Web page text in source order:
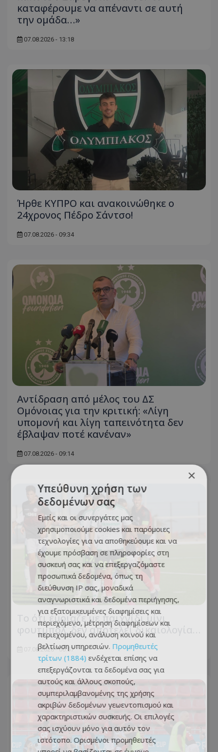
καταφέρουμε να απέναντι σε αυτή
την ομάδα…»
07.08.2026 - 13:18
Ήρθε ΚΥΠΡΟ και ανακοινώθηκε ο
24χρονος Πέδρο Σάντσο!
07.08.2026 - 09:34
Αντίδραση από μέλος του ΔΣ
Ομόνοιας για την κριτική: «Λίγη
υπομονή και λίγη ταπεινότητα δεν
έβλαψαν ποτέ κανέναν»
07.08.2026 - 09:14
Το ότι έμοιαζε με παιχνίδι μίνι
φουτμπόλ, δεν αποτελεί δικαιολογία…
07.08.2026 - 06:57
×
Υπεύθυνη χρήση των
δεδομένων σας
Εμείς και οι συνεργάτες μας
χρησιμοποιούμε cookies και παρόμοιες
τεχνολογίες για να αποθηκεύουμε και να
έχουμε πρόσβαση σε πληροφορίες στη
συσκευή σας και να επεξεργαζόμαστε
προσωπικά δεδομένα, όπως τη
διεύθυνση IP σας, μοναδικά
αναγνωριστικά και δεδομένα περιήγησης,
για εξατομικευμένες διαφημίσεις και
περιεχόμενο, μέτρηση διαφημίσεων και
περιεχομένου, ανάλυση κοινού και
βελτίωση υπηρεσιών. Προμηθευτές
τρίτων (1884) ενδέχεται επίσης να
επεξεργάζονται τα δεδομένα σας για
αυτούς και άλλους σκοπούς,
συμπεριλαμβανομένης της χρήσης
ακριβών δεδομένων γεωεντοπισμού και
χαρακτηριστικών συσκευής. Οι επιλογές
σας ισχύουν μόνο για αυτόν τον
ιστότοπο. Ορισμένοι προμηθευτές